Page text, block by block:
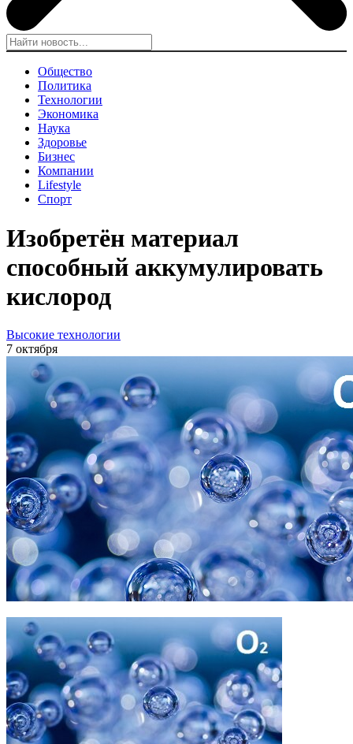
Общество
Политика
Технологии
Экономика
Наука
Здоровье
Бизнес
Компании
Lifestyle
Спорт
Изобретён материал
способный аккумулировать
кислород
Высокие технологии
7 октября